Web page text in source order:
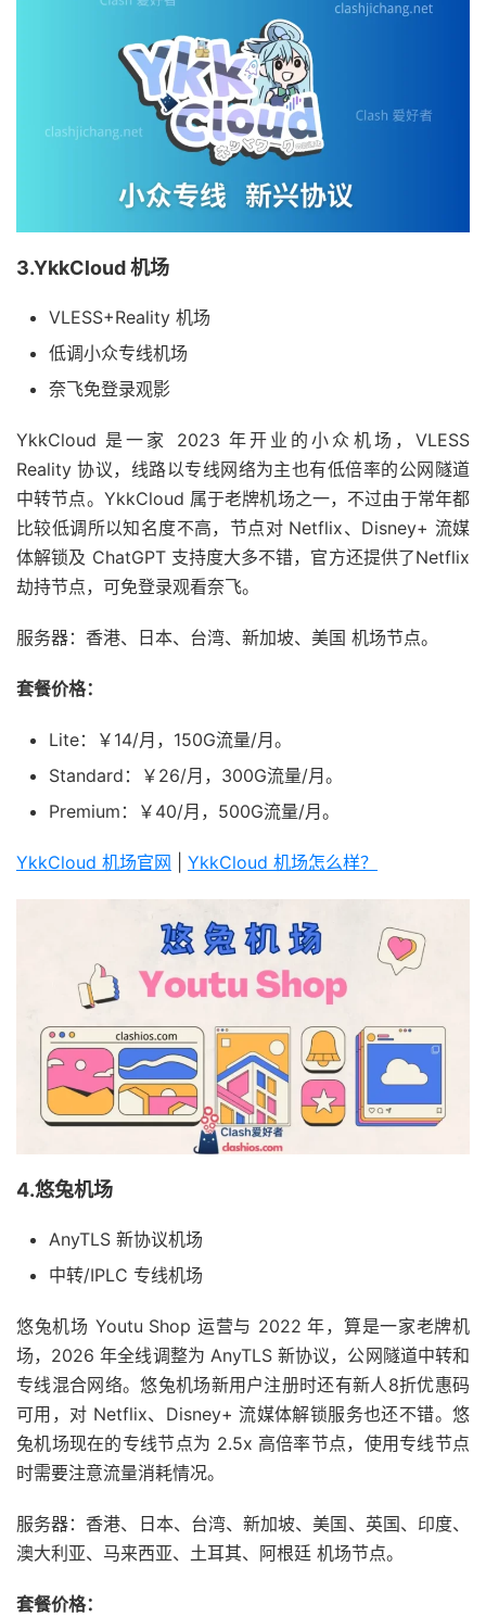
3.YkkCloud 机场
VLESS+Reality 机场
低调小众专线机场
奈飞免登录观影
YkkCloud 是一家 2023 年开业的小众机场，VLESS
Reality 协议，线路以专线网络为主也有低倍率的公网隧道
中转节点。YkkCloud 属于老牌机场之一，不过由于常年都
比较低调所以知名度不高，节点对 Netflix、Disney+ 流媒
体解锁及 ChatGPT 支持度大多不错，官方还提供了Netflix
劫持节点，可免登录观看奈飞。
服务器：香港、日本、台湾、新加坡、美国 机场节点。
套餐价格：
Lite：￥14/月，150G流量/月。
Standard：￥26/月，300G流量/月。
Premium：￥40/月，500G流量/月。
YkkCloud 机场官网 YkkCloud 机场怎么样？
4.悠兔机场
AnyTLS 新协议机场
中转/IPLC 专线机场
悠兔机场 Youtu Shop 运营与 2022 年，算是一家老牌机
场，2026 年全线调整为 AnyTLS 新协议，公网隧道中转和
专线混合网络。悠兔机场新用户注册时还有新人8折优惠码
可用，对 Netflix、Disney+ 流媒体解锁服务也还不错。悠
兔机场现在的专线节点为 2.5x 高倍率节点，使用专线节点
时需要注意流量消耗情况。
服务器：香港、日本、台湾、新加坡、美国、英国、印度、
澳大利亚、马来西亚、土耳其、阿根廷 机场节点。
套餐价格：